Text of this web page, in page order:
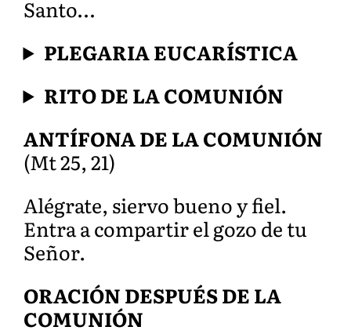
Santo…
PLEGARIA EUCARÍSTICA
RITO DE LA COMUNIÓN
ANTÍFONA DE LA COMUNIÓN
(Mt 25, 21)
Alégrate, siervo bueno y fiel.
Entra a compartir el gozo de tu
Señor.
ORACIÓN DESPUÉS DE LA
COMUNIÓN